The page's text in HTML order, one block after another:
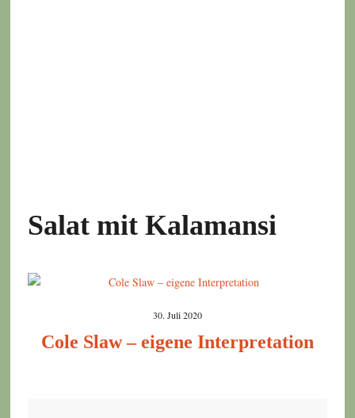
Salat mit Kalamansi
30. Juli 2020
Cole Slaw – eigene Interpretation